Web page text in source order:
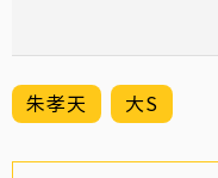
朱孝天 大S